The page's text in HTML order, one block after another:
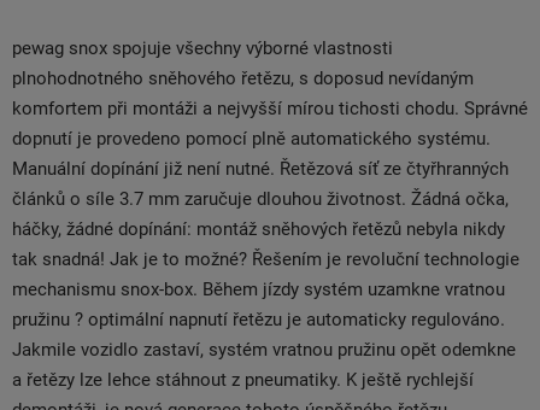
pewag snox spojuje všechny výborné vlastnosti
plnohodnotného sněhového řetězu, s doposud nevídaným
komfortem při montáži a nejvyšší mírou tichosti chodu. Správné
dopnutí je provedeno pomocí plně automatického systému.
Manuální dopínání již není nutné. Řetězová síť ze čtyřhranných
článků o síle 3.7 mm zaručuje dlouhou životnost. Žádná očka,
háčky, žádné dopínání: montáž sněhových řetězů nebyla nikdy
tak snadná! Jak je to možné? Řešením je revoluční technologie
mechanismu snox-box. Během jízdy systém uzamkne vratnou
pružinu ? optimální napnutí řetězu je automaticky regulováno.
Jakmile vozidlo zastaví, systém vratnou pružinu opět odemkne
a řetězy lze lehce stáhnout z pneumatiky. K ještě rychlejší